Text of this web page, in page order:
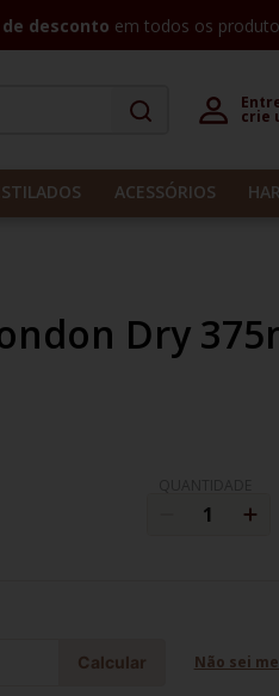
de desconto em todos os
crie
ACESSÓRIOS
Dry
Calcular Não sei